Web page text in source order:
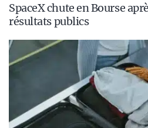
SpaceX chute en Bourse
résultats publics